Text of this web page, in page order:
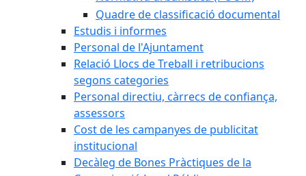
Quadre de classificació documental
Estudis i informes
Personal de l'Ajuntament
Relació Llocs de Treball i retribucions
segons categories
Personal directiu, càrrecs de confiança,
assessors
Cost de les campanyes de publicitat
institucional
Decàleg de Bones Pràctiques de la